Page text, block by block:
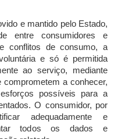
e mantido pelo Estado,
entre consumidores e
conflitos de consumo, a
e só é permitida
ao serviço, mediante
a conhecer,
possíveis para a
O consumidor, por
adequadamente e
todos os dados e